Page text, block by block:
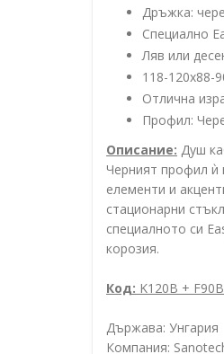
Дръжка:
Специално
Ляв или
118-120x88-
Отлична
Профил:
Описание: Душ
Черният профил ѝ
елементи и
стационарни
специалното си
корозия.
Код: K120B +
Държава: Унгария
Компания: